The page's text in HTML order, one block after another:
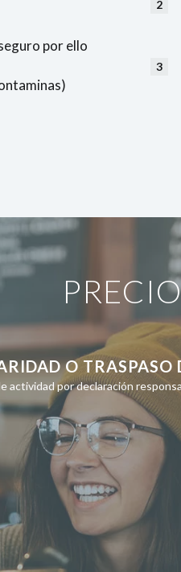
por ello
PRECIO
O
actividad por declaración
€
nada hasta completar el